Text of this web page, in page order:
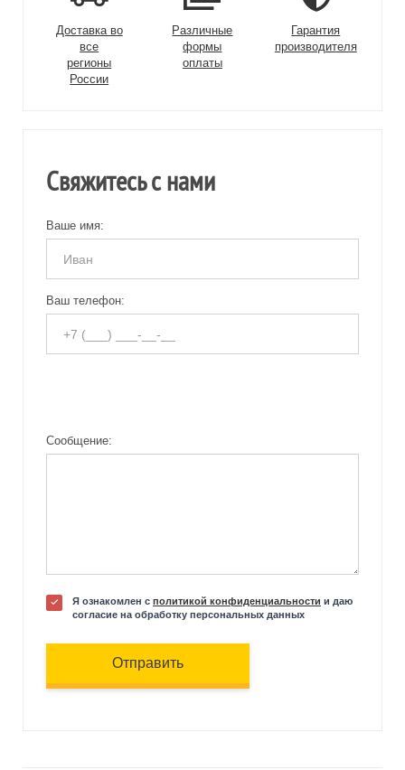
Доставка во
все
регионы
России
Различные
формы
оплаты
Гарантия
производителя
Свяжитесь с нами
Ваше имя:
Ваш телефон:
Сообщение:
Я ознакомлен с политикой конфиденциальности и даю
согласие на обработку персональных данных
Отправить